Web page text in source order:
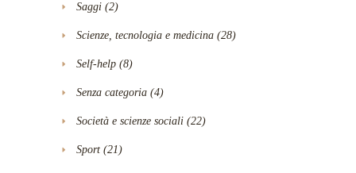
Saggi (2)
Scienze, tecnologia e medicina (28)
Self-help (8)
Senza categoria (4)
Società e scienze sociali (22)
Sport (21)